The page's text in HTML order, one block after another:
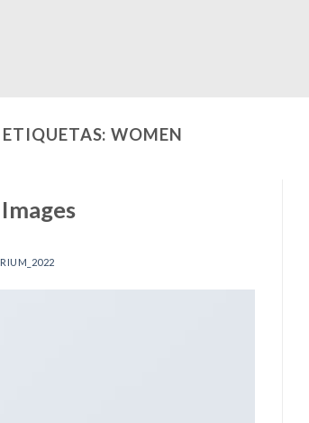
ETIQUETAS:WOMEN